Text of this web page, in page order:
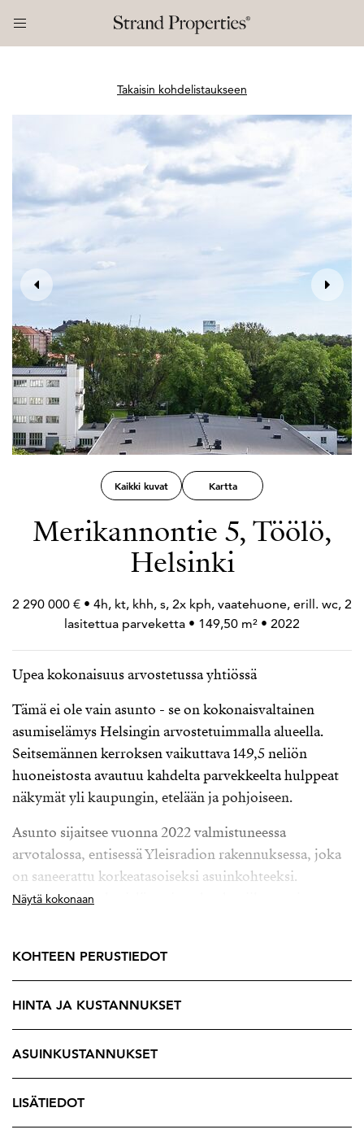
Takaisin kohdelistaukseen
Kaikki kuvat Kartta
Merikannontie 5, Töölö,
Helsinki
2 290 000 € • 4h, kt, khh, s, 2x kph, vaatehuone, erill. wc, 2
lasitettua parveketta • 149,50 m² • 2022
Upea kokonaisuus arvostetussa yhtiössä
Tämä ei ole vain asunto - se on kokonaisvaltainen
asumiselämys Helsingin arvostetuimmalla alueella.
Seitsemännen kerroksen vaikuttava 149,5 neliön
huoneistosta avautuu kahdelta parvekkeelta hulppeat
näkymät yli kaupungin, etelään ja pohjoiseen.
Asunto sijaitsee vuonna 2022 valmistuneessa
arvotalossa, entisessä Yleisradion rakennuksessa, joka
on saneerattu korkeatasoiseksi asuinkohteeksi.
Vesikiertoinen lattialämmitys, kaukoviilennys ja
pohjaratkaisu tekee jokaisesta neliöstä myös toimivan.
Taloyhtiö nostaa asumisen uudelle tasolle: käytössäsi
tulevaisuuteen.
Näytä kokonaan
KOHTEEN PERUSTIEDOT
HINTA JA KUSTANNUKSET
ASUINKUSTANNUKSET
LISÄTIEDOT